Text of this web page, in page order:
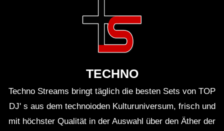
TECHNO
Techno Streams bringt täglich die besten Sets von TOP
DJ' s aus dem technoioden Kulturuniversum, frisch und
mit höchster Qualität in der Auswahl über den Äther der